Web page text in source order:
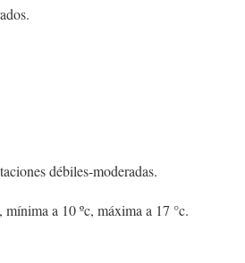
débiles-moderadas.
mínima a 10 ºc, máxima a 17 °c.